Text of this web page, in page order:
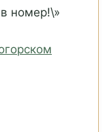
номер!\»